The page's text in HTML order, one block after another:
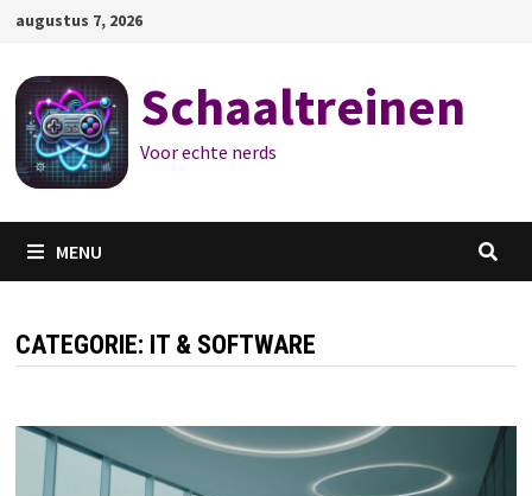
Ga
de
inhoud
augustus 7, 2026
Schaaltreinen
Voor echte nerds
MENU
CATEGORIE: IT & SOFTWARE